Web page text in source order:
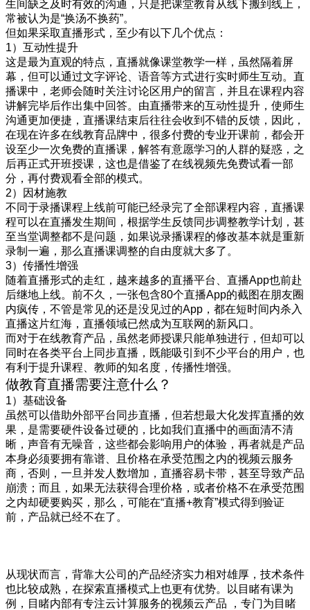
生间缺乏及时有效的沟通，只是把课堂教育从线下搬到线上，
常被认为是“换汤不换药”。
但如果采取直播形式，至少有以下几个优点：
1）互动性提升
这是最为直观的特点，直播就像课堂教学一样，虽然隔着屏
幕，但可以通过文字评论、语音等方式进行实时师生互动。直
播课中，老师会随时关注讨论区用户的留言，并且在课程内容
讲解完毕后作出集中回答。由直播带来的互动性提升，使师生
沟通更加便捷，直播课结束后往往会收到不错的反馈，因此，
在现在许多在线教育品牌中，很多付费的专业开课前，都会开
设至少一次免费的直播课，解答有意愿学习的人群的疑惑，之
后再正式开班授课，这也是借鉴了在线视频先免费试看一部
分，再付费观看全部的模式。
2）因材施教
不同于录播课程上线前可能已经录完了全部课程内容，直播课
程可以在直播发生期间，根据学生反馈同步调整教学计划，甚
至当堂调整都不是问题，如果说录播课程的修改基本就是重新
录制一遍，那么直播课调整的自由度就大多了。
3）传播性增强
随着直播形式的走红，越来越多的直播平台、直播App也前赴
后继地上线。前不久，一张包含80个直播App的截图在朋友圈
内疯传，不管是常见的还是没见过的App ，都在短时间内杀入
直播这片红海，直播领域已然成为互联网的新风口。
而对于在线教育产品，虽然老师授课只能单独进行，但却可以
同时在各类平台上同步直播，既能吸引到不少平台的用户，也
有利于提升课程、教师的知名度，传播性增强。
做教育直播需要注意什么？
1）基础设备
虽然可以借助外部平台同步直播，但若想最大化发挥直播的效
果，是需要硬件设备过硬的，比如我们直播中的画面清不清
晰，声音有无噪音，这些都会影响用户的体验，再者就是产品
本身必须要拥有靠谱、且价格在承受范围之内的视频云服务
商，否则，一旦并发人数增加，直播容易卡带，甚至导致产品
崩溃；而且，如果无法获得合理价格，或者价格不在承受范围
之内却硬要购买，那么，可能在“直播+教育”模式得到验证
前，产品就已经不在了。
从现状而言，背靠大公司的产品经济实力相对雄厚，技术条件
也比较成熟，在探索直播模式上也更有优势。以目睹有课为
例，目睹内部有专注云计算服务的视频云产品
，专门为目睹